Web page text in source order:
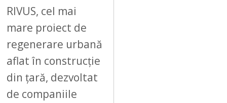
RIVUS, cel mai
mare proiect de
regenerare urbană
aflat în construcție
din țară, dezvoltat
de companiile